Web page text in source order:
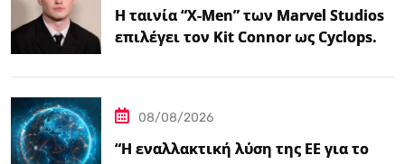
Η ταινία “X-Men” των Marvel Studios
επιλέγει τον Kit Connor ως Cyclops.
08/08/2026
“Η εναλλακτική λύση της ΕΕ για το